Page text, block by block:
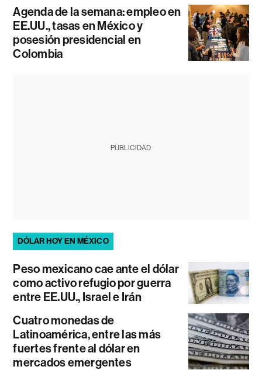
Agenda de la semana: empleo en
EE.UU., tasas en México y
posesión presidencial en
Colombia
PUBLICIDAD
DÓLAR HOY EN MÉXICO
Peso mexicano cae ante el dólar
como activo refugio por guerra
entre EE.UU., Israel e Irán
Cuatro monedas de
Latinoamérica, entre las más
fuertes frente al dólar en
mercados emergentes